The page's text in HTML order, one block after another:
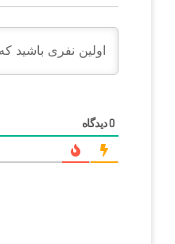
0دیدگاه